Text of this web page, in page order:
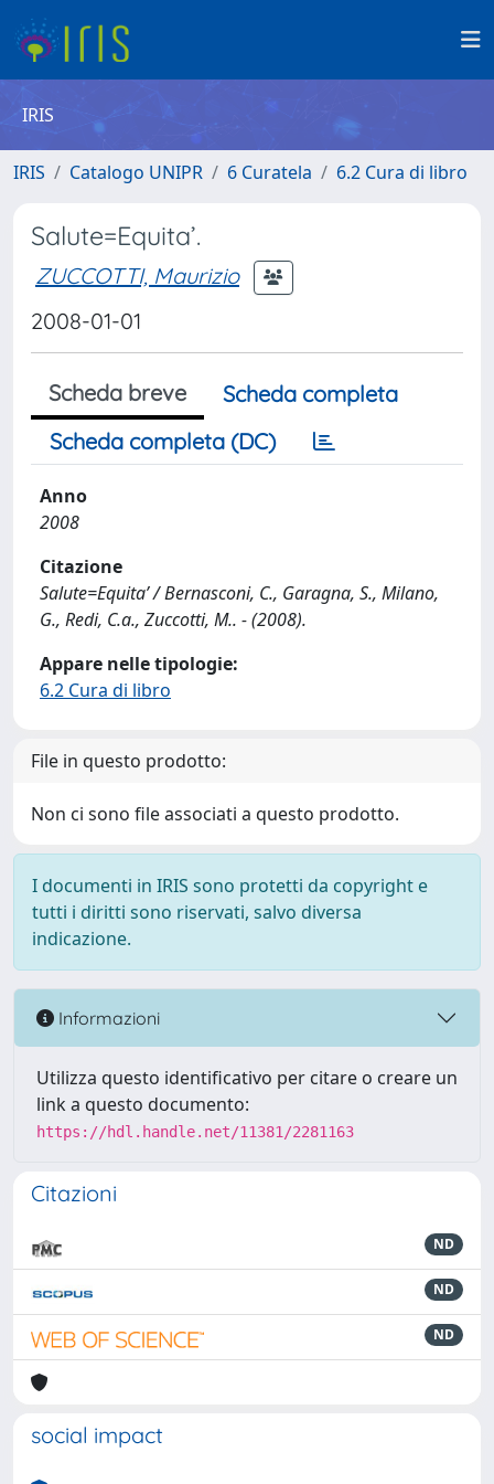
IRIS
IRIS Catalogo UNIPR 6 Curatela 6.2 Cura di libro
Salute=Equita’.
ZUCCOTTI, Maurizio
2008-01-01
Scheda breve
Scheda completa
Scheda completa (DC)
Anno
2008
Citazione
Salute=Equita’ / Bernasconi, C., Garagna, S., Milano,
G., Redi, C.a., Zuccotti, M.. - (2008).
Appare nelle tipologie:
6.2 Cura di libro
File in questo prodotto:
Non ci sono file associati a questo prodotto.
I documenti in IRIS sono protetti da copyright e
tutti i diritti sono riservati, salvo diversa
indicazione.
Informazioni
Utilizza questo identificativo per citare o creare un
link a questo documento:
https://hdl.handle.net/11381/2281163
Citazioni
ND
ND
ND
social impact